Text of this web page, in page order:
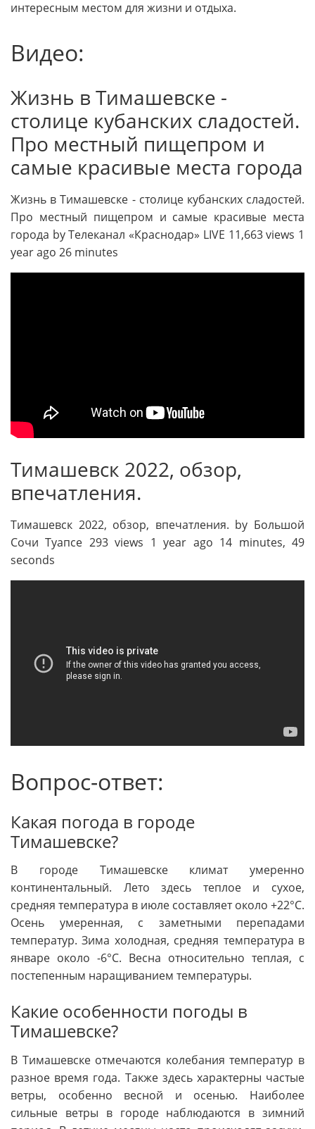
интересным местом для жизни и отдыха.
Видео:
Жизнь в Тимашевске -
столице кубанских сладостей.
Про местный пищепром и
самые красивые места города
Жизнь в Тимашевске - столице кубанских сладостей.
Про местный пищепром и самые красивые места
города by Телеканал «Краснодар» LIVE 11,663 views 1
year ago 26 minutes
Тимашевск 2022, обзор,
впечатления.
Тимашевск 2022, обзор, впечатления. by Большой
Сочи Туапсе 293 views 1 year ago 14 minutes, 49
seconds
Вопрос-ответ:
Какая погода в городе
Тимашевске?
В городе Тимашевске климат умеренно
континентальный. Лето здесь теплое и сухое,
средняя температура в июле составляет около +22°C.
Осень умеренная, с заметными перепадами
температур. Зима холодная, средняя температура в
январе около -6°C. Весна относительно теплая, с
постепенным наращиванием температуры.
Какие особенности погоды в
Тимашевске?
В Тимашевске отмечаются колебания температур в
разное время года. Также здесь характерны частые
ветры, особенно весной и осенью. Наиболее
сильные ветры в городе наблюдаются в зимний